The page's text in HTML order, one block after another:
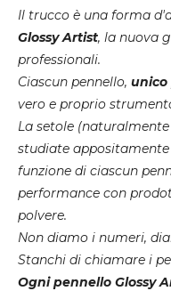
Il trucco è una forma
Glossy Artist, la nuova
professionali.
Ciascun pennello, unico
vero e proprio
La setole
studiate
funzione di ciascun
performance con
polvere.
Non diamo i numeri,
Stanchi di chiamare i
Ogni pennello Glossy